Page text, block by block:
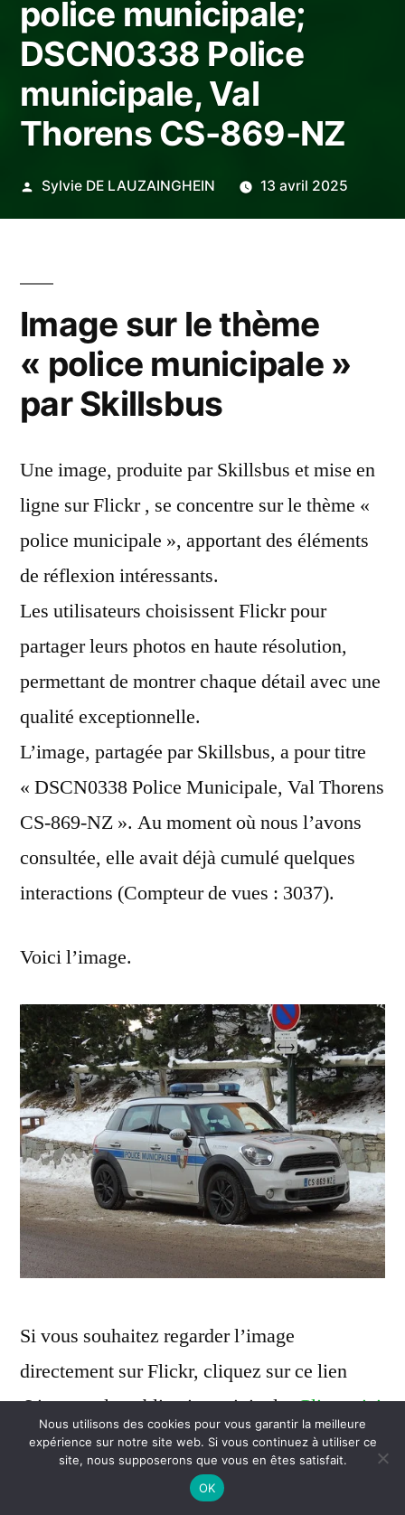
police municipale;
DSCN0338 Police
municipale, Val
Thorens CS-869-NZ
Publié
Sylvie DE LAUZAINGHEIN 13 avril 2025
Image sur le thème
« police municipale »
par Skillsbus
Une image, produite par Skillsbus et mise en
ligne sur Flickr , se concentre sur le thème «
police municipale », apportant des éléments
de réflexion intéressants.
Les utilisateurs choisissent Flickr pour
partager leurs photos en haute résolution,
permettant de montrer chaque détail avec une
qualité exceptionnelle.
L’image, partagée par Skillsbus, a pour titre
« DSCN0338 Police Municipale, Val Thorens
CS-869-NZ ». Au moment où nous l’avons
consultée, elle avait déjà cumulé quelques
interactions (Compteur de vues : 3037).
Voici l’image.
Si vous souhaitez regarder l’image
directement sur Flickr, cliquez sur ce lien
:Lien vers la publication originale:Cliquer ici
Des précisions sur
Nous utilisons des cookies pour vous garantir la meilleure
expérience sur notre site web. Si vous continuez à utiliser ce
site, nous supposerons que vous en êtes satisfait.
OK